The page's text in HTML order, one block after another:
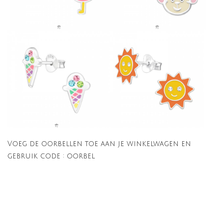
Voeg de oorbellen toe aan je winkelwagen en
gebruik code : oorbel